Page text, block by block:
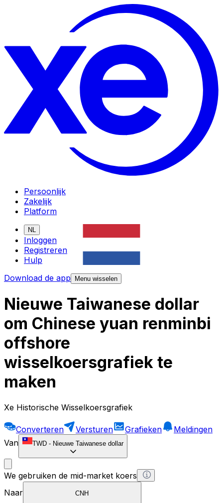
Persoonlijk
Zakelijk
Platform
NL
Inloggen
Registreren
Hulp
Download de app
Menu wisselen
Nieuwe Taiwanese dollar
om Chinese yuan renminbi
offshore
wisselkoersgrafiek te
maken
Xe Historische Wisselkoersgrafiek
Converteren Versturen Grafieken
Meldingen
Van
TWD - Nieuwe Taiwanese dollar
We gebruiken de mid-market koers
Naar
CNH